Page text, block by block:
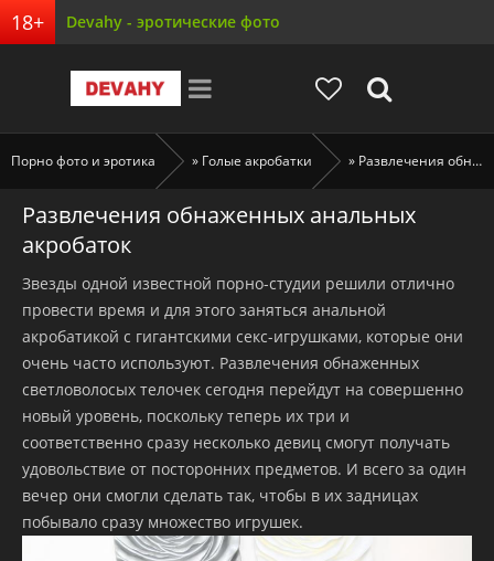
Devahy - эротические фото
Порно фото и эротика » Голые акробатки » Развлечения обнаженных анальных акробаток
Развлечения обнаженных анальных
акробаток
Звезды одной известной порно-студии решили отлично
провести время и для этого заняться анальной
акробатикой с гигантскими секс-игрушками, которые они
очень часто используют. Развлечения обнаженных
светловолосых телочек сегодня перейдут на совершенно
новый уровень, поскольку теперь их три и
соответственно сразу несколько девиц смогут получать
удовольствие от посторонних предметов. И всего за один
вечер они смогли сделать так, чтобы в их задницах
побывало сразу множество игрушек.